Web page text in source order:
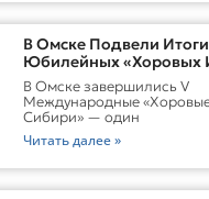
В Омске Подвели Итоги
Юбилейных «Хоровых
Сибири»
В Омске завершились V
Международные
Сибири» — один
Читать далее »